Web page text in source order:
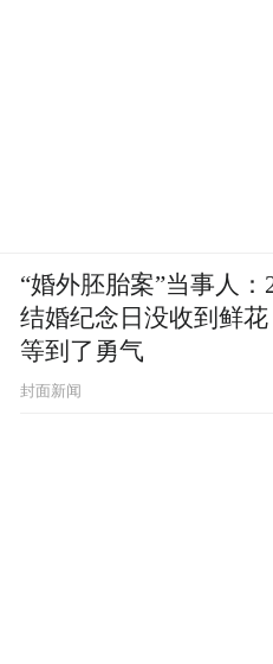
“婚外胚胎案”当事人：
结婚纪念日没收到鲜花
等到了勇气
封面新闻